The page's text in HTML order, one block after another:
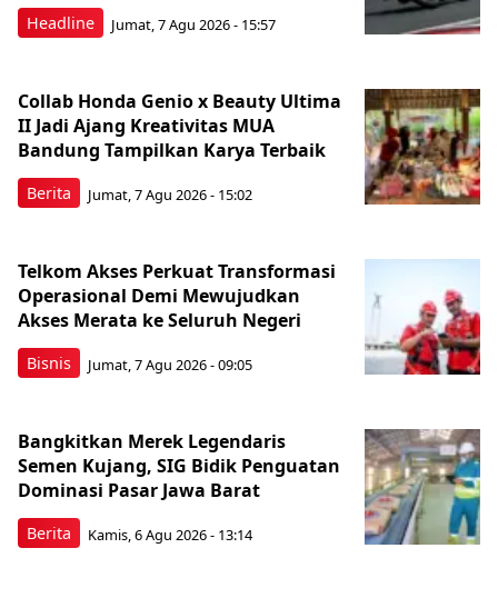
Headline Jumat, 7 Agu 2026 - 15:57
Berita
Collab Honda Genio x Beauty Ultima
II Jadi Ajang Kreativitas MUA
Bandung Tampilkan Karya Terbaik
Jumat, 7 Agu 2026 - 15:02
Bisnis
Telkom Akses Perkuat Transformasi
Operasional Demi Mewujudkan
Akses Merata ke Seluruh Negeri
Jumat, 7 Agu 2026 - 09:05
Berita
Bangkitkan Merek Legendaris
Semen Kujang, SIG Bidik Penguatan
Dominasi Pasar Jawa Barat
Kamis, 6 Agu 2026 - 13:14